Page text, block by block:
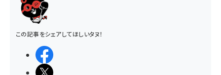
この記事をシェアしてほしいタヌ！